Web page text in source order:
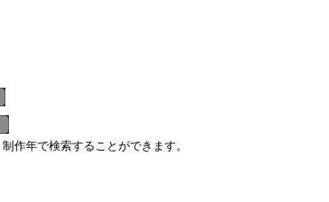
作年で検索することができます。